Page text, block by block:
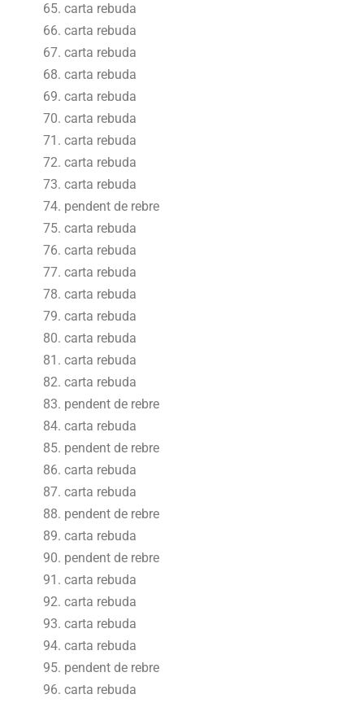
carta rebuda
carta rebuda
carta rebuda
carta rebuda
carta rebuda
carta rebuda
carta rebuda
carta rebuda
carta rebuda
pendent de rebre
carta rebuda
carta rebuda
carta rebuda
carta rebuda
carta rebuda
carta rebuda
carta rebuda
carta rebuda
pendent de rebre
carta rebuda
pendent de rebre
carta rebuda
carta rebuda
pendent de rebre
carta rebuda
pendent de rebre
carta rebuda
carta rebuda
carta rebuda
carta rebuda
pendent de rebre
carta rebuda